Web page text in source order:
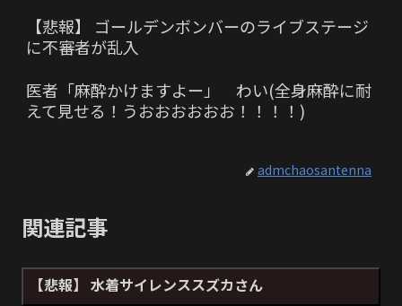
【悲報】 ゴールデンボンバーのライブステージ
に不審者が乱入
医者「麻酔かけますよー」 わい(全身麻酔に耐
えて見せる！うおおおおおお！！！！)
admchaosantenna
関連記事
【悲報】 水着サイレンススズカさん